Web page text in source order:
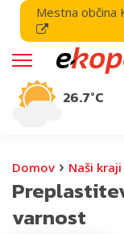
Mestna občina
26.7°C
Domov › Naši kraji
varnost